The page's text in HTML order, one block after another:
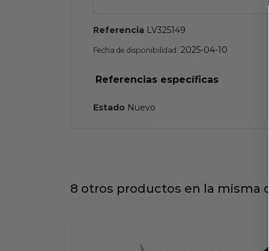
Referencia LV325149
Fecha de disponibilidad: 2025-04-10
Referencias específicas
Estado Nuevo
8 otros productos en la misma